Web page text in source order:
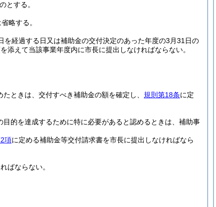
とする。
略する。
経過する日又は補助金の交付決定のあった年度の3月31日の
添えて当該事業年度内に市長に提出しなければならない。
ときは、交付すべき補助金の額を確定し、 規則第18条に定
目的を達成するために特に必要があると認めるときは、補助事
項に定める補助金等交付請求書を市長に提出しなければなら
ばならない。